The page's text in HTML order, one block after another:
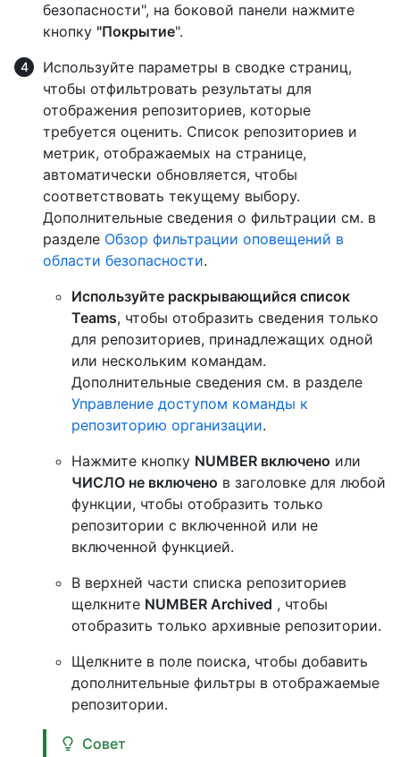
безопасности", на боковой панели нажмите
кнопку "Покрытие".
Используйте параметры в сводке страниц,
чтобы отфильтровать результаты для
отображения репозиториев, которые
требуется оценить. Список репозиториев и
метрик, отображаемых на странице,
автоматически обновляется, чтобы
соответствовать текущему выбору.
Дополнительные сведения о фильтрации см. в
разделе Обзор фильтрации оповещений в
области безопасности.
Используйте раскрывающийся список
Teams, чтобы отобразить сведения только
для репозиториев, принадлежащих одной
или нескольким командам.
Дополнительные сведения см. в разделе
Управление доступом команды к
репозиторию организации.
Нажмите кнопку NUMBER включено или
ЧИСЛО не включено в заголовке для любой
функции, чтобы отобразить только
репозитории с включенной или не
включенной функцией.
В верхней части списка репозиториев
щелкните NUMBER Archived , чтобы
отобразить только архивные репозитории.
Щелкните в поле поиска, чтобы добавить
дополнительные фильтры в отображаемые
репозитории.
Совет